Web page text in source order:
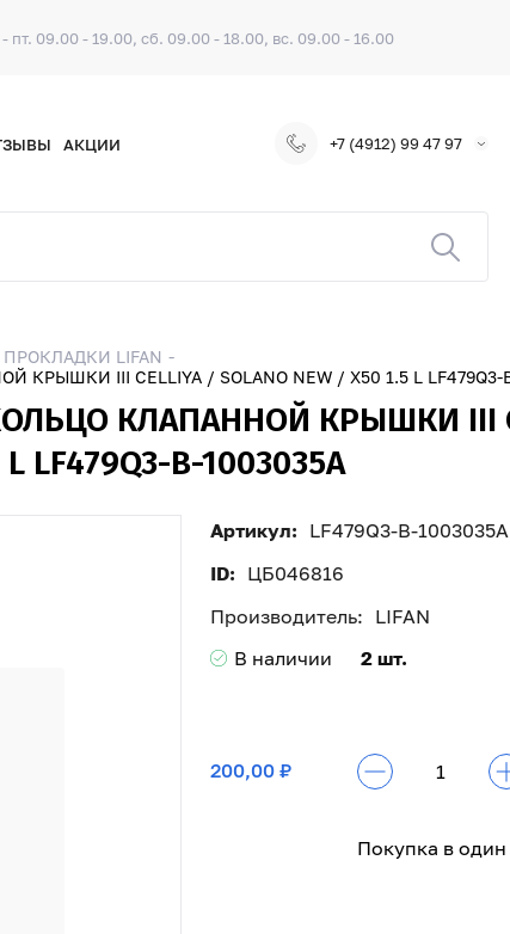
пт. 09.00 - 19.00, сб. 09.00 - 18.00, вс. 09.00 - 16.00
АКЦИИ +7 (4912) 99 47 97
ПРОКЛАДКИ LIFAN
III CELLIYA / SOLANO NEW / X50 1.5 L LF479Q3-
КЛАПАННОЙ КРЫШКИ III
LF479Q3-B-1003035A
Артикул: LF479Q3-B-1003035A
ID: ЦБ046816
Производитель: LIFAN
В наличии
2 шт.
200,00 ₽
Покупка в один